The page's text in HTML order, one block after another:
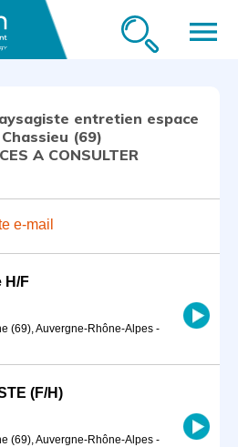
menu
entretien espace
(69)
A CONSULTER
e-mail
H/F
(69), Auvergne-Rhône-Alpes -
(F/H)
(69), Auvergne-Rhône-Alpes -